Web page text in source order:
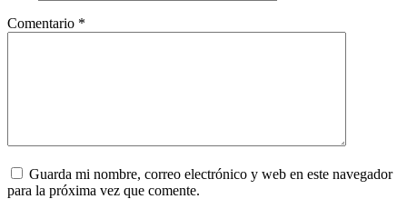
Comentario *
Guarda mi nombre, correo electrónico y web en este navegador
para la próxima vez que comente.